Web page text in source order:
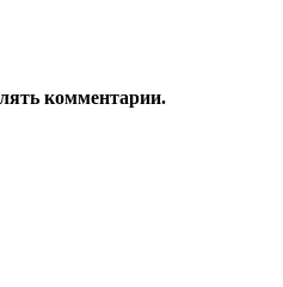
комментарии.